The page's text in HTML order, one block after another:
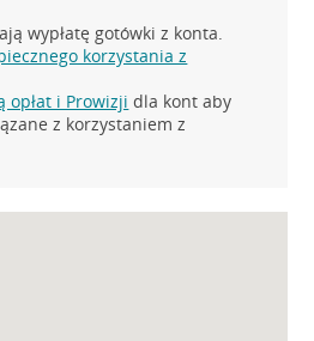
wypłatę gotówki z konta.
korzystania z
opłat i Prowizji dla kont aby
z korzystaniem z